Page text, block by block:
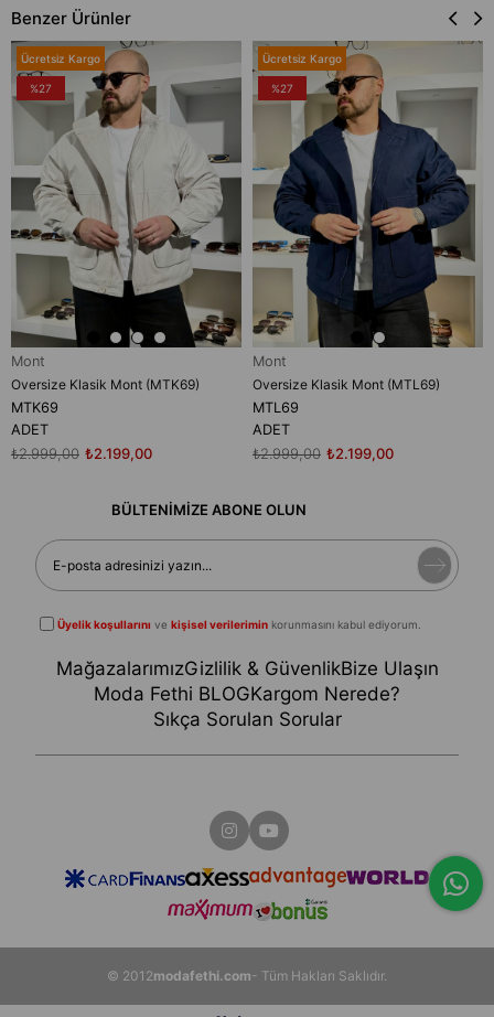
Benzer Ürünler
Mont
Oversize Klasik Mont (MTK69)
MTK69
ADET
₺2.199,00
₺2.999,00
Ücretsiz Kargo
%27
Mont
Oversize Klasik Mont (MTL69)
MTL69
ADET
₺2.199,00
₺2.999,00
Ücretsiz Kargo
%27
BÜLTENİMİZE ABONE OLUN
Üyelik koşullarını vekişisel verilerimin korunmasını kabul ediyorum.
MağazalarımızGizlilik & GüvenlikBize Ulaşın
Moda Fethi BLOGKargom Nerede?
Sıkça Sorulan Sorular
© 2012modafethi.com- Tüm Hakları Saklıdır.